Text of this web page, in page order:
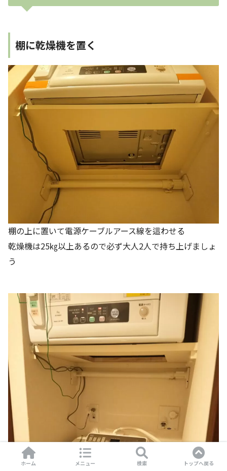
棚に乾燥機を置く
棚の上に置いて電源ケーブルアース線を這わせる
乾燥機は25㎏以上あるので必ず大人2人で持ち上げましょ
う
ホーム メニュー 検索 トップへ戻る